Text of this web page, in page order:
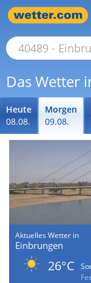
Das Wetter
Heute
08.08.
Morgen
09.08.
Aktuelles Wetter in
Einbrungen
26°C